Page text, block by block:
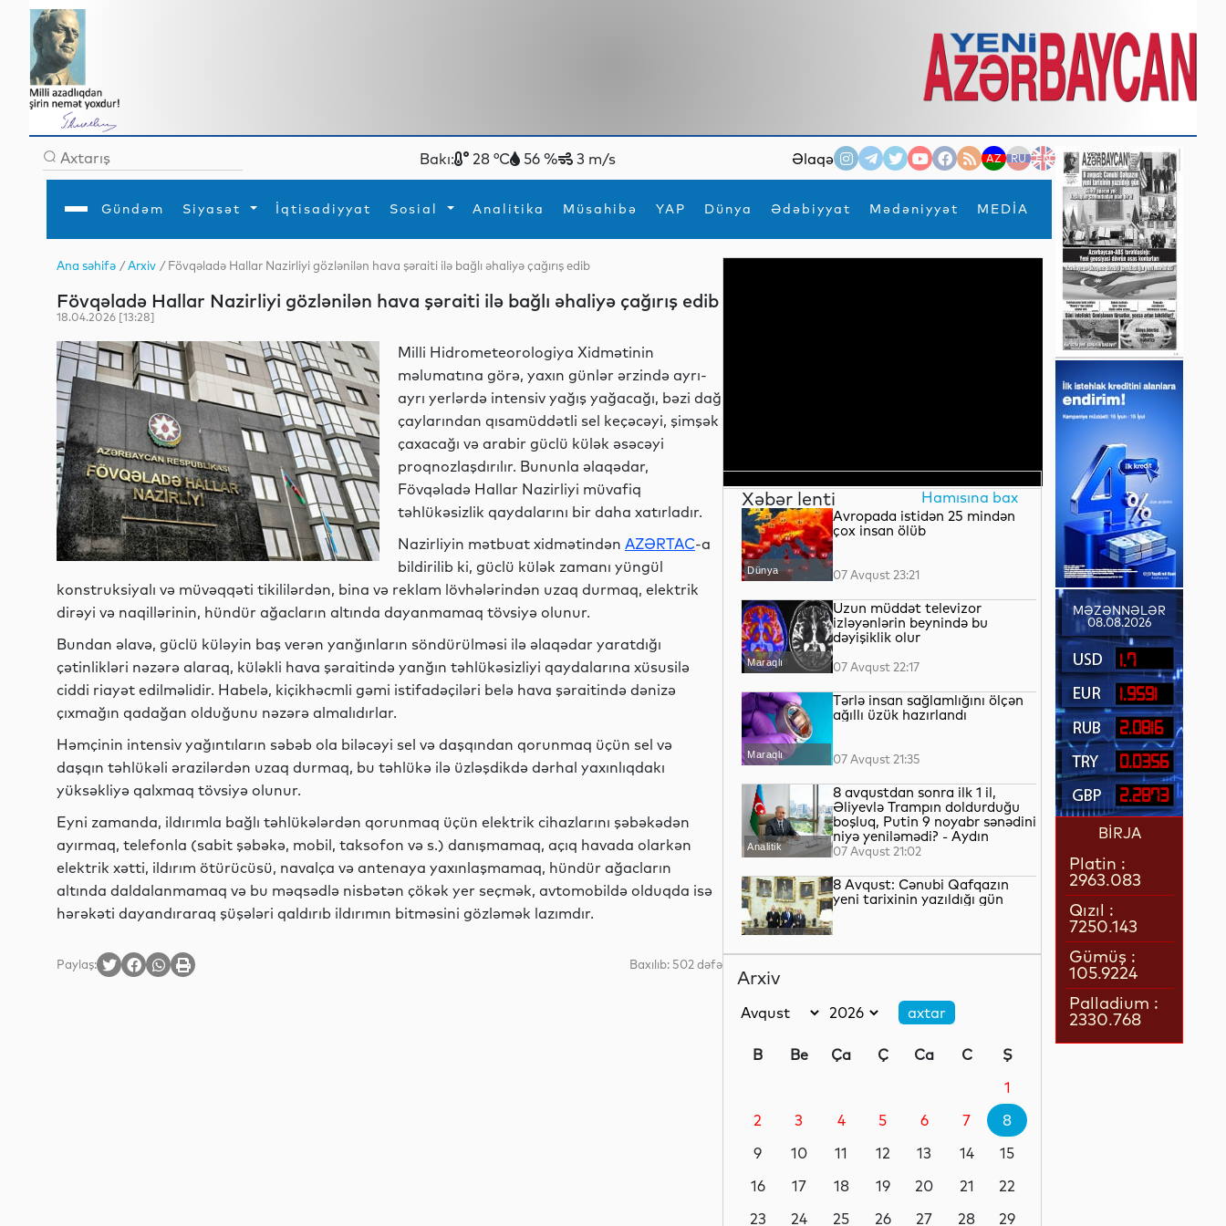
Bakı: 28 °C 56 % 3 m/s Əlaqə AZ RU EN
Gündəm Siyasət İqtisadiyyat Sosial Analitika Müsahibə YAP Dünya Ədəbiyyat Mədəniyyət MEDİA
×
Gündəm
İqtisadiyyat
Analitika
Mədəniyyət
Müsahibə
MEDİA
Xarici siyasətTurizm
Hadisə
Diaspor
İdmanYeni texnologiyalar
Ana səhifə /Arxiv / Fövqəladə Hallar Nazirliyi gözlənilən hava şəraiti ilə bağlı əhaliyə çağırış edib
Fövqəladə Hallar Nazirliyi gözlənilən hava şəraiti ilə bağlı əhaliyə çağırış edib
18.04.2026 [13:28]
Milli Hidrometeorologiya Xidmətinin
məlumatına görə, yaxın günlər ərzində ayrı-
ayrı yerlərdə intensiv yağış yağacağı, bəzi dağ
çaylarından qısamüddətli sel keçəcəyi, şimşək
çaxacağı və arabir güclü külək əsəcəyi
proqnozlaşdırılır. Bununla əlaqədar,
Fövqəladə Hallar Nazirliyi müvafiq
təhlükəsizlik qaydalarını bir daha xatırladır.
Nazirliyin mətbuat xidmətindən AZƏRTAC-a
bildirilib ki, güclü külək zamanı yüngül
konstruksiyalı və müvəqqəti tikililərdən, bina və reklam lövhələrindən uzaq durmaq, elektrik
dirəyi və naqillərinin, hündür ağacların altında dayanmamaq tövsiyə olunur.
Bundan əlavə, güclü küləyin baş verən yanğınların söndürülməsi ilə əlaqədar yaratdığı
çətinlikləri nəzərə alaraq, küləkli hava şəraitində yanğın təhlükəsizliyi qaydalarına xüsusilə
ciddi riayət edilməlidir. Habelə, kiçikhəcmli gəmi istifadəçiləri belə hava şəraitində dənizə
çıxmağın qadağan olduğunu nəzərə almalıdırlar.
Həmçinin intensiv yağıntıların səbəb ola biləcəyi sel və daşqından qorunmaq üçün sel və
daşqın təhlükəli ərazilərdən uzaq durmaq, bu təhlükə ilə üzləşdikdə dərhal yaxınlıqdakı
yüksəkliyə qalxmaq tövsiyə olunur.
Eyni zamanda, ildırımla bağlı təhlükələrdən qorunmaq üçün elektrik cihazlarını şəbəkədən
ayırmaq, telefonla (sabit şəbəkə, mobil, taksofon və s.) danışmamaq, açıq havada olarkən
elektrik xətti, ildırım ötürücüsü, navalça və antenaya yaxınlaşmamaq, hündür ağacların
altında daldalanmamaq və bu məqsədlə nisbətən çökək yer seçmək, avtomobildə olduqda isə
hərəkəti dayandıraraq şüşələri qaldırıb ildırımın bitməsini gözləmək lazımdır.
Paylaş: Baxılıb: 502 dəfə
Xəbər lenti Hamısına bax
Dünya
Avropada istidən 25 mindən
çox insan ölüb
07 Avqust 23:21
Maraqlı
Uzun müddət televizor
izləyənlərin beynində bu
dəyişiklik olur
07 Avqust 22:17
Maraqlı
Tərlə insan sağlamlığını ölçən
ağıllı üzük hazırlandı
07 Avqust 21:35
Analitik
8 avqustdan sonra ilk 1 il,
Əliyevlə Trampın doldurduğu
boşluq, Putin 9 noyabr sənədini
niyə yeniləmədi? - Aydın
QULİYEV yazır...
07 Avqust 21:02
Siyasət
8 Avqust: Cənubi Qafqazın
yeni tarixinin yazıldığı gün
konturları
Siyasət
Paşinyan niyə üzr istəmişdi?
07 Avqust 20:41
Dünya
ÜST legioner xəstəliyinin
07 Avqust 20:17
Arxiv
B Be Ça Ç Ca C
Ş
1
2
3 4 5 6 7
8
9
10 11 12 13 14
15
16
17 18 19 20 21
22
23
24 25 26 27 28
29
MƏZƏNNƏLƏR
08.08.2026
1.7
1.9591
2.0816
0.0356
2.2873
BİRJA
Platin :
2963.083
Qızıl :
7250.143
Gümüş :
105.9224
Palladium :
2330.768